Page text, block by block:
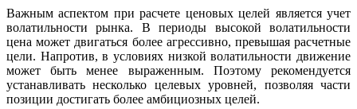
Важным аспектом при расчете ценовых целей является учет
волатильности рынка. В периоды высокой волатильности
цена может двигаться более агрессивно, превышая расчетные
цели. Напротив, в условиях низкой волатильности движение
может быть менее выраженным. Поэтому рекомендуется
устанавливать несколько целевых уровней, позволяя части
позиции достигать более амбициозных целей.